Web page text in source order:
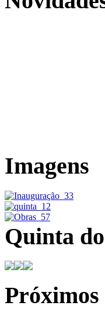
Imagens
Quinta
Próximos